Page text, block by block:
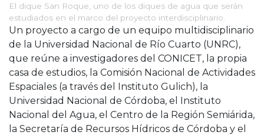
El dique San Roque, uno de los diques de agua que serán
estudiados en el marco del proyecto interdisciplinario.
Un proyecto a cargo de un equipo multidisciplinario
de la Universidad Nacional de Río Cuarto (UNRC),
que reúne a investigadores del CONICET, la propia
casa de estudios, la Comisión Nacional de Actividades
Espaciales (a través del Instituto Gulich), la
Universidad Nacional de Córdoba, el Instituto
Nacional del Agua, el Centro de la Región Semiárida,
la Secretaría de Recursos Hídricos de Córdoba y el